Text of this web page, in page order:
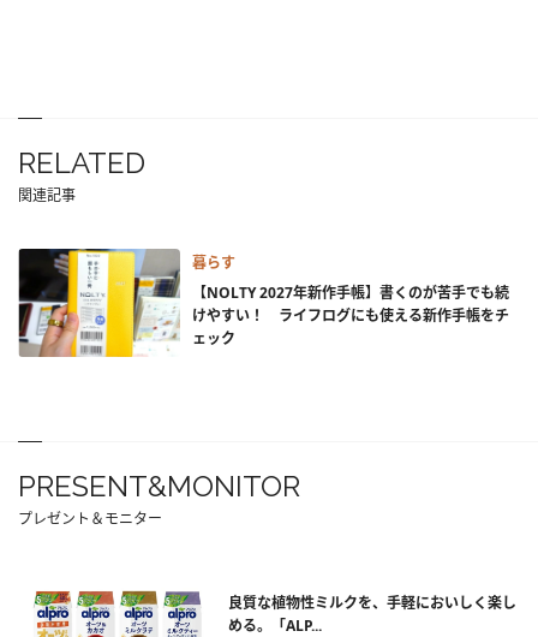
RELATED
関連記事
暮らす
【NOLTY 2027年新作手帳】書くのが苦手でも続
けやすい！ ライフログにも使える新作手帳をチ
ェック
PRESENT&MONITOR
プレゼント＆モニター
良質な植物性ミルクを、手軽においしく楽し
める。「ALP...